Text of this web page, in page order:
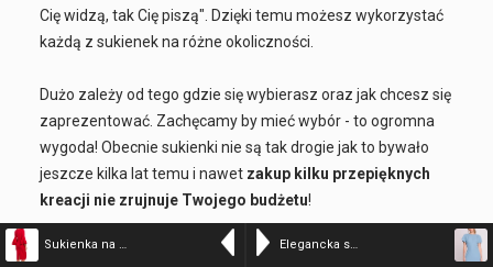
Sukienka na wesele elegancka midi z bufiastymi rękawami czerwona Elegancka sukienka ołówkowa z dekoltem V z tyłu niebieska
Cię widzą, tak Cię piszą". Dzięki temu możesz wykorzystać
każdą z sukienek na różne okoliczności.
Dużo zależy od tego gdzie się wybierasz oraz jak chcesz się
zaprezentować. Zachęcamy by mieć wybór - to ogromna
wygoda! Obecnie sukienki nie są tak drogie jak to bywało
jeszcze kilka lat temu i nawet zakup kilku przepięknych
kreacji nie zrujnuje Twojego budżetu!
POCZUJ SIĘ KOBIECO!